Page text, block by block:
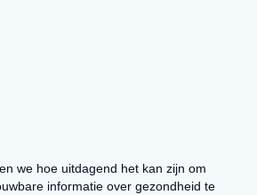
we hoe uitdagend het kan zijn om
informatie over gezondheid te